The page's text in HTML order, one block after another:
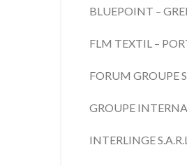
BLUEPOINT –
FLM TEXTIL –
FORUM GROUPE
GROUPE
INTERLINGE